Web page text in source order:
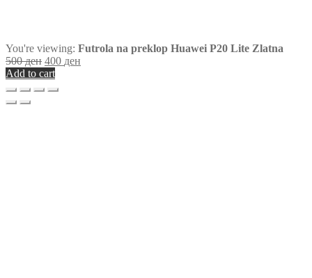
You're viewing: Futrola na preklop Huawei P20 Lite Zlatna
500ден 400 ден
Add to cart